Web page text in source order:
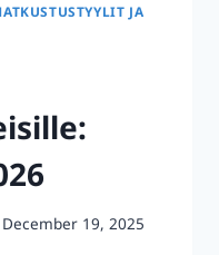
JA
December 19, 2025